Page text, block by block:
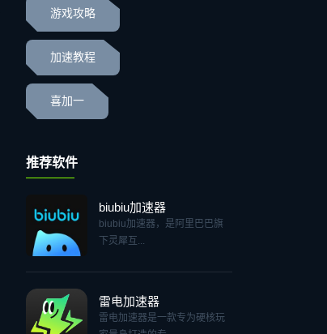
游戏攻略
加速教程
喜加一
推荐软件
biubiu加速器
biubiu加速器，是阿里巴巴旗
下灵犀互...
雷电加速器
雷电加速器是一款专为硬核玩